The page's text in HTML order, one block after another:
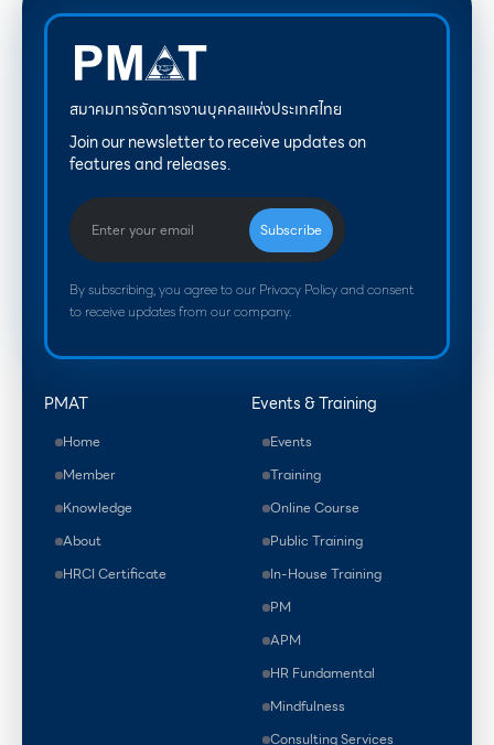
สมาคมการจัดการงานบุคคลแห่งประเทศไทย
Join our newsletter to receive updates on
features and releases.
By subscribing, you agree to our Privacy Policy and consent
to receive updates from our company.
PMAT
Home
Member
Knowledge
About
HRCI Certificate
Events & Training
Events
Training
Online Course
Public Training
In-House Training
PM
APM
HR Fundamental
Mindfulness
Consulting Services